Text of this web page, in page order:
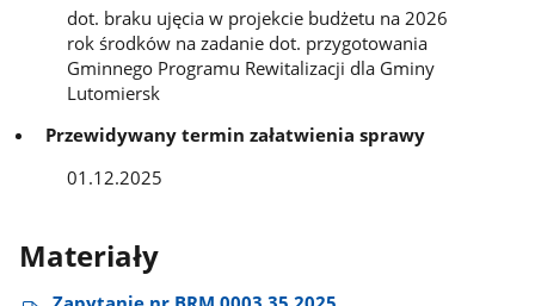
dot. braku ujęcia w projekcie budżetu na 2026
rok środków na zadanie dot. przygotowania
Gminnego Programu Rewitalizacji dla Gminy
Lutomiersk
Przewidywany termin załatwienia sprawy
01.12.2025
Materiały